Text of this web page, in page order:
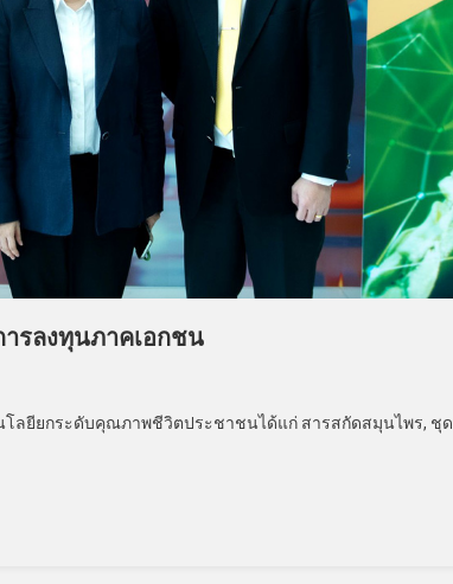
ารลงทุนภาคเอกชน
นโลยียกระดับคุณภาพชีวิตประชาชนได้แก่ สารสกัดสมุนไพร, ชุด